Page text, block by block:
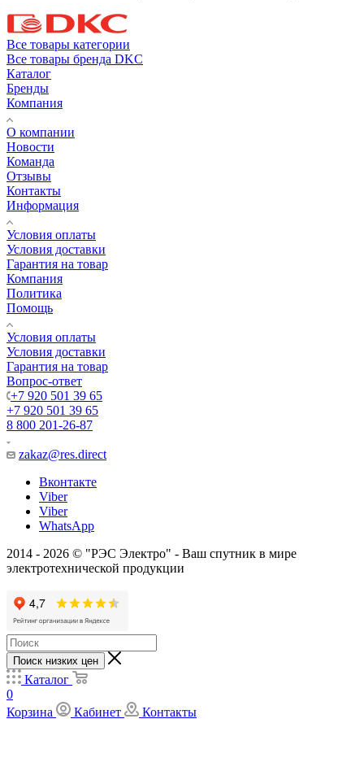
Все товары категории
Все товары бренда DKC
Каталог
Бренды
Компания
О компании
Новости
Команда
Отзывы
Контакты
Информация
Условия оплаты
Условия доставки
Гарантия на товар
Компания
Политика
Помощь
Условия оплаты
Условия доставки
Гарантия на товар
Вопрос-ответ
+7 920 501 39 65
+7 920 501 39 65
8 800 201-26-87
zakaz@res.direct
Вконтакте
Viber
Viber
WhatsApp
2014 - 2026 © "РЭС Электро" - Ваш спутник в мире
электротехнической продукции
Поиск низких цен
Каталог
0
Корзина
Кабинет Контакты